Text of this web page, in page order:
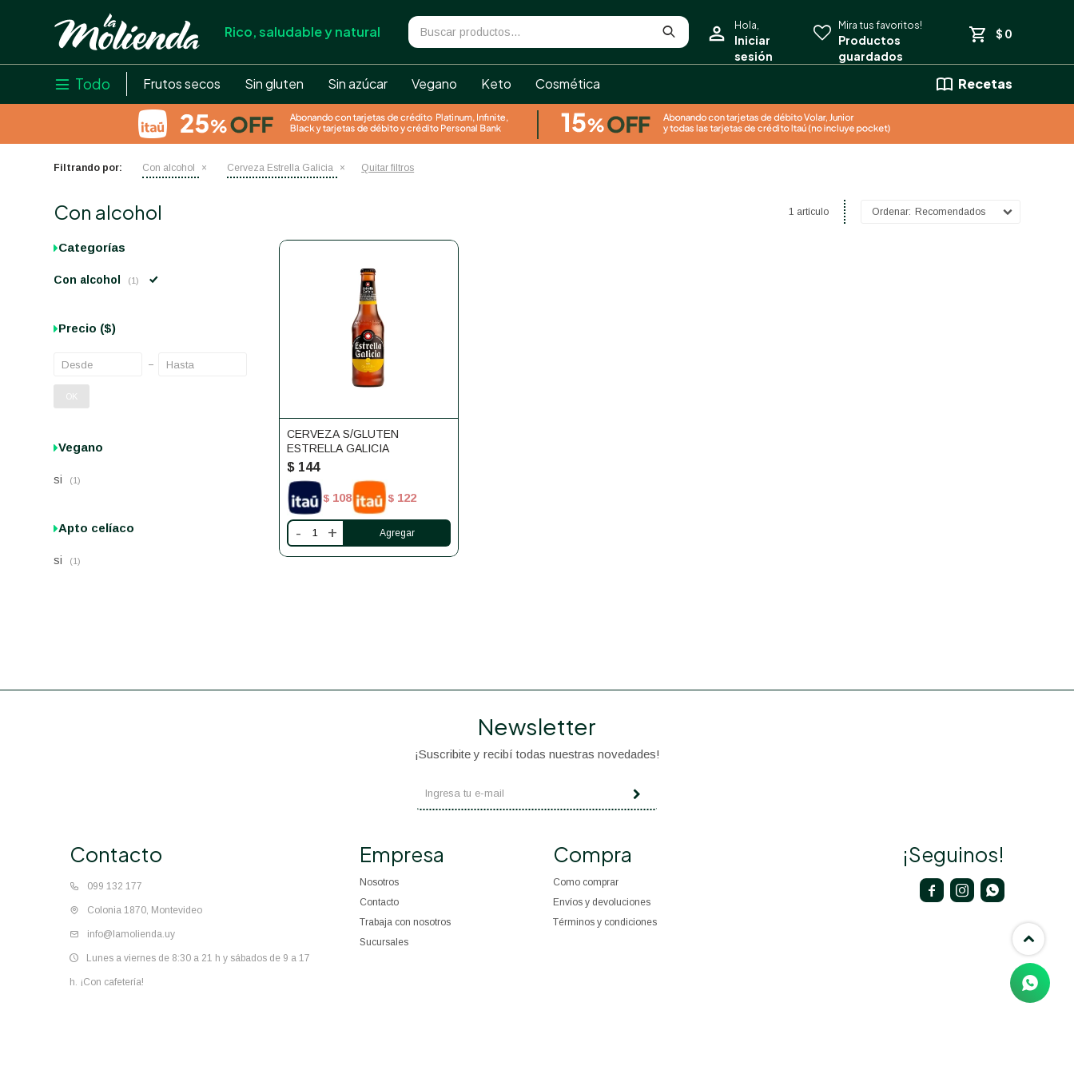
Rico, saludable y natural
 Todo Frutos secos Sin gluten Sin azúcar Vegano Keto Cosmética Recetas
$ 0
Filtrando por: Con alcohol Cerveza Estrella Galicia Quitar filtros
1 artículo Recomendados
CERVEZA S/GLUTEN
ESTRELLA GALICIA
$ 144
$ 108 $ 122
- +
Con alcohol
Categorías
Con alcohol (1)
Precio ($)
OK
Vegano
si (1)
Apto celíaco
si (1)
Contacto
099 132 177
Colonia 1870, Montevideo
info@lamolienda.uy
Lunes a viernes de 8:30 a 21 h y sábados de 9 a 17
h. ¡Con cafetería!
Empresa
Nosotros
Contacto
Trabaja con nosotros
Sucursales
Compra
Como comprar
Envíos y devoluciones
Términos y condiciones
Newsletter
¡Suscribite y recibí todas nuestras novedades!
¡Seguinos!
  
close
store
local_shipping
credit_card
help